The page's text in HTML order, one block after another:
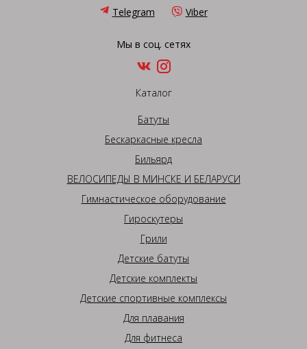
Telegram Viber
Мы в соц. сетях
Каталог
Батуты
Бескаркасные кресла
Бильярд
ВЕЛОСИПЕДЫ В МИНСКЕ И БЕЛАРУСИ
Гимнастическое оборудование
Гироскутеры
Грили
Детские батуты
Детские комплекты
Детские спортивные комплексы
Для плавания
Для фитнеса